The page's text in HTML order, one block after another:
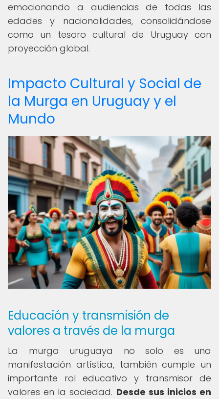
emocionando a audiencias de todas las
edades y nacionalidades, consolidándose
como un tesoro cultural de Uruguay con
proyección global.
Impacto Cultural y Social de
la Murga en Uruguay y el
Mundo
Educación y transmisión de
valores a través de la murga
La murga uruguaya no solo es una
manifestación artística, también cumple un
importante rol educativo y transmisor de
valores en la sociedad. Desde sus inicios en